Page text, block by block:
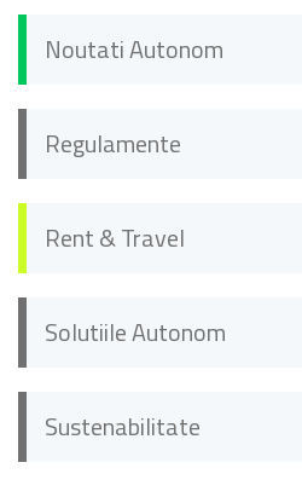
Noutati Autonom
Regulamente
Rent & Travel
Solutiile Autonom
Sustenabilitate